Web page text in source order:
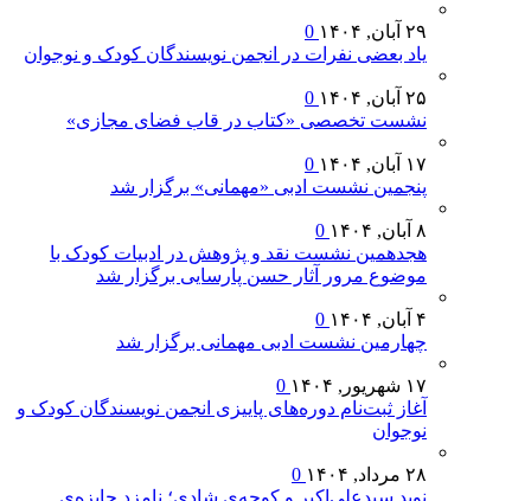
۲۹ آبان, ۱۴۰۴
یاد بعضی نفرات در انجمن نویسندگان کودک و نوجوان
۲۵ آبان, ۱۴۰۴
نشست تخصصی «کتاب در قاب فضای مجازی»
۱۷ آبان, ۱۴۰۴
پنجمین نشست ادبی «مهمانی» برگزار شد
۸ آبان, ۱۴۰۴
هجدهمین نشست نقد و پژوهش در ادبیات کودک با
موضوع مرور آثار حسن پارسایی برگزار شد
۴ آبان, ۱۴۰۴
چهارمین نشست ادبی مهمانی برگزار شد
۱۷ شهریور, ۱۴۰۴
آغاز ثبت‌نام دوره‌های پاییزی انجمن نویسندگان کودک و
نوجوان
۲۸ مرداد, ۱۴۰۴